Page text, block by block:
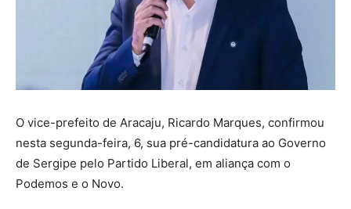
O vice-prefeito de Aracaju, Ricardo Marques, confirmou
nesta segunda-feira, 6, sua pré-candidatura ao Governo
de Sergipe pelo Partido Liberal, em aliança com o
Podemos e o Novo.